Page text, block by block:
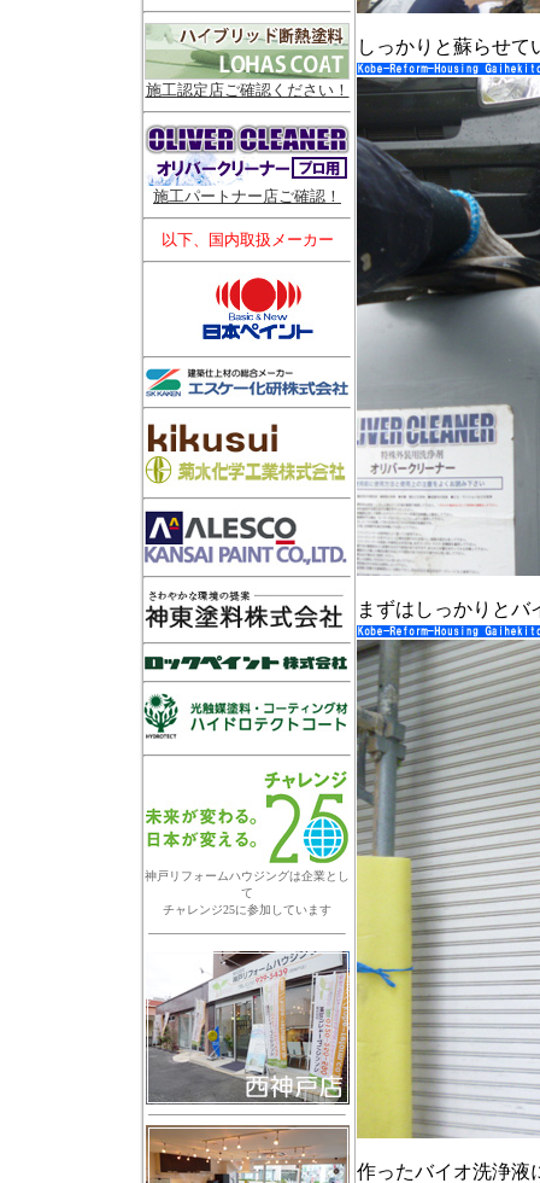
施工認定店ご確認ください！
施工パートナー店ご確認！
以下、国内取扱メーカー
神戸リフォームハウジングは企業とし
て
チャレンジ25に参加しています
しっかりと蘇らせて
まずはしっかりと
作ったバイオ洗浄液